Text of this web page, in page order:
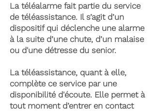
La téléalarme fait partie du service
de téléassistance. Il s’agit d’un
dispositif qui déclenche une alarme
à la suite d’une chute, d’un malaise
ou d'une détresse du senior.
La téléassistance, quant à elle,
complète ce service par une
disponibilité d'écoute. Elle permet à
tout moment d’entrer en contact